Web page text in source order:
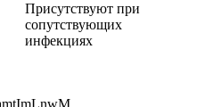
Присутствуют при
сопутствующих
инфекциях